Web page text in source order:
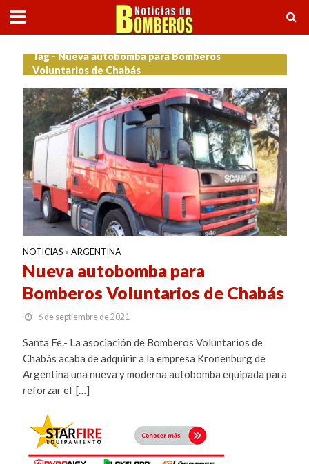
Tag - Nueva autobomba para Bomberos
Voluntarios de Chabás
NOTICIAS • ARGENTINA
Nueva autobomba para
Bomberos Voluntarios de Chabás
6 de septiembre de 2021
Santa Fe.- La asociación de Bomberos Voluntarios de
Chabás acaba de adquirir a la empresa Kronenburg de
Argentina una nueva y moderna autobomba equipada para
reforzar el […]